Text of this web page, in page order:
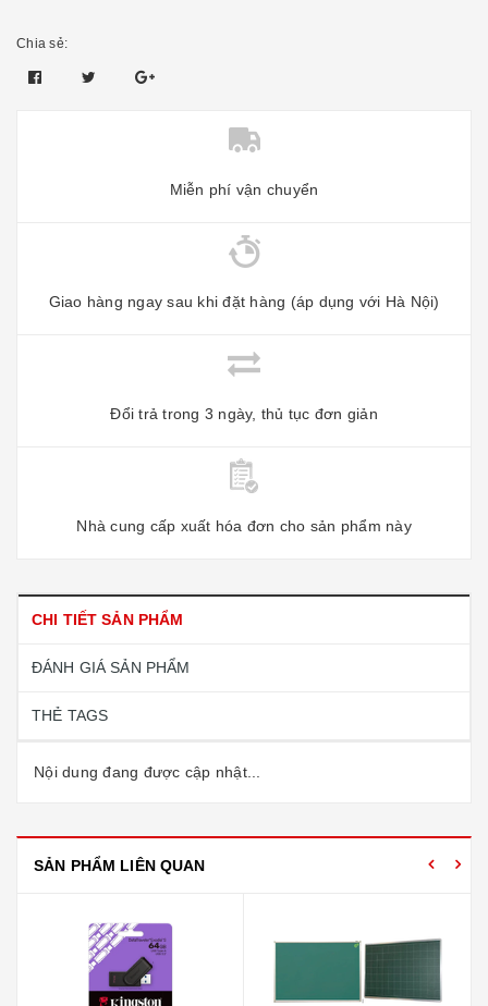
Chia sẻ:
Miễn phí vận chuyển
Giao hàng ngay sau khi đặt hàng (áp dụng với Hà Nội)
Đổi trả trong 3 ngày, thủ tục đơn giản
Nhà cung cấp xuất hóa đơn cho sản phẩm này
CHI TIẾT SẢN PHẨM
ĐÁNH GIÁ SẢN PHẨM
THẺ TAGS
Nội dung đang được cập nhật...
SẢN PHẨM LIÊN QUAN